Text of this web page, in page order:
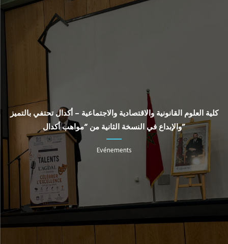
كلية العلوم القانونية والاقتصادية والاجتماعية – أكدال تحتفي بالتميز
والإبداع في النسخة الثانية من “مواهب أكدال”
Evénements